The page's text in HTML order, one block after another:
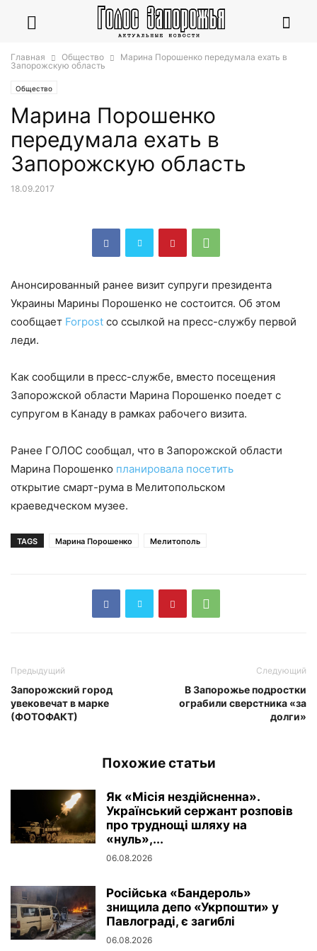
Главная Общество
Марина Порошенко передумала ехать в
Запорожскую область
Общество
Марина Порошенко
передумала ехать в
Запорожскую область
18.09.2017
Анонсированный ранее визит супруги президента
Украины Марины Порошенко не состоится. Об этом
сообщает Forpost со ссылкой на пресс-службу первой
леди.
Как сообщили в пресс-службе, вместо посещения
Запорожской области Марина Порошенко поедет с
супругом в Канаду в рамках рабочего визита.
Ранее ГОЛОС сообщал, что в Запорожской области
Марина Порошенко планировала посетить
открытие смарт-рума в Мелитопольском
краеведческом музее.
TAGS Марина Порошенко Мелитополь
Предыдущий
Запорожский город
увековечат в марке
(ФОТОФАКТ)
Следующий
В Запорожье подростки
ограбили сверстника «за
долги»
Похожие статьи
Як «Місія нездійсненна».
Український сержант розповів
про труднощі шляху на
«нуль»,...
06.08.2026
Російська «Бандероль»
знищила депо «Укрпошти» у
Павлограді, є загиблі
06.08.2026